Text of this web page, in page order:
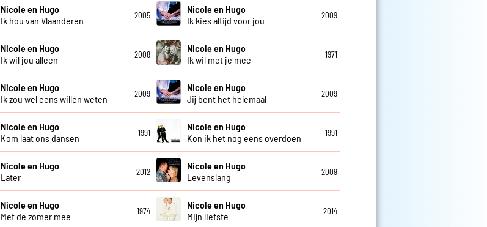
Nicole en Hugo
Ik hou van Vlaanderen
2005
Nicole en Hugo
Ik kies altijd voor jou
2009
Nicole en Hugo
Ik wil jou alleen
2008
Nicole en Hugo
Ik wil met je mee
1971
Nicole en Hugo
Ik zou wel eens willen weten
2009
Nicole en Hugo
Jij bent het helemaal
2009
Nicole en Hugo
Kom laat ons dansen
1991
Nicole en Hugo
Kon ik het nog eens overdoen
1991
Nicole en Hugo
Later
2012
Nicole en Hugo
Levenslang
2009
Nicole en Hugo
Met de zomer mee
1974
Nicole en Hugo
Mijn liefste
2014